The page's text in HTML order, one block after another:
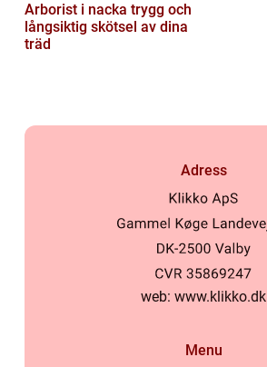
Arborist i nacka trygg och
långsiktig skötsel av dina
träd
Adress
web: www.klikko.dk
Menu